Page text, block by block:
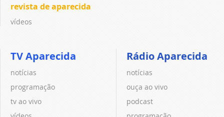
revista de aparecida
vídeos
TV Aparecida
notícias
programação
tv ao vivo
Rádio Aparecida
notícias
ouça ao vivo
podcast